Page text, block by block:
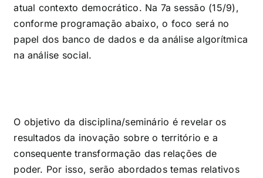
atual contexto democrático. Na 7a sessão (15/9),
conforme programação abaixo, o foco será no
papel dos banco de dados e da análise algorítmica
na análise social.
O objetivo da disciplina/seminário é revelar os
resultados da inovação sobre o território e a
consequente transformação das relações de
poder. Por isso, serão abordados temas relativos